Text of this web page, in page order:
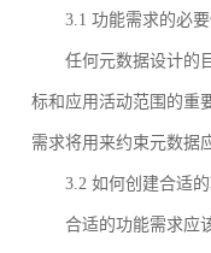
3.1 功能需求的必
任何元数据设计的
标和应用活动范围的重
需求将用来约束元数据
3.2 如何创建合适
合适的功能需求应